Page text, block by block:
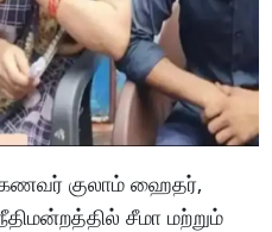
குலாம் ஹைதர்,
சீமா மற்றும்